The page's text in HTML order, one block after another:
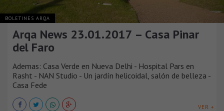
BOLETINES ARQA
Arqa News 23.01.2017 – Casa Pinar
del Faro
Ademas: Casa Verde en Nueva Delhi - Hospital Pars en
Rasht - NAN Studio - ​​Un jardín helicoidal, salón de belleza -
Casa Fede
VER +